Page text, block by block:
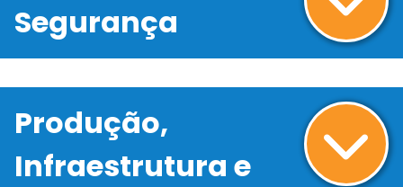
Segurança
Produção,
Infraestrutura e